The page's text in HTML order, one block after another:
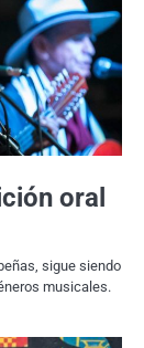
oral
sigue siendo
musicales.